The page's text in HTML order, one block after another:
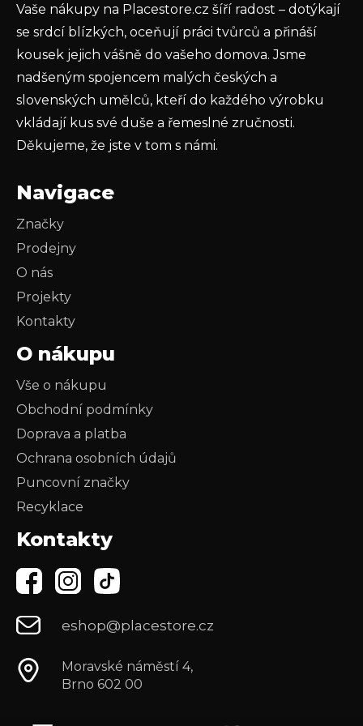
PŘIHLÁSIT SE
Vaše nákupy na Placestore.cz šíří radost – dotýkají
se srdcí blízkých, oceňují práci tvůrců a přináší
kousek jejich vášně do vašeho domova. Jsme
nadšeným spojencem malých českých a
slovenských umělců, kteří do každého výrobku
vkládají kus své duše a řemeslné zručnosti.
Děkujeme, že jste v tom s námi.
Navigace
Značky
Prodejny
O nás
Projekty
Kontakty
O nákupu
Vše o nákupu
Obchodní podmínky
Doprava a platba
Ochrana osobních údajů
Puncovní značky
Recyklace
Kontakty
eshop@placestore.cz
Moravské náměstí 4,
Brno 602 00